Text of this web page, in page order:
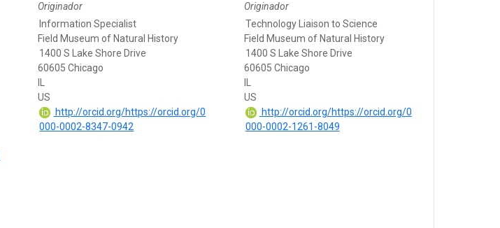
Originador
Information Specialist
Field Museum of Natural History
1400 S Lake Shore Drive
60605 Chicago
IL
US
http://orcid.org/https://orcid.org/0
000-0002-8347-0942
Originador
Technology Liaison to Science
Field Museum of Natural History
1400 S Lake Shore Drive
60605 Chicago
IL
US
http://orcid.org/https://orcid.org/0
000-0002-1261-8049